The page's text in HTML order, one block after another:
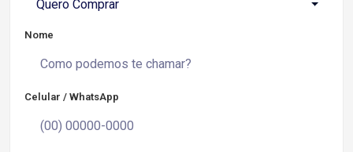
Quero Comprar
Nome
Celular / WhatsApp